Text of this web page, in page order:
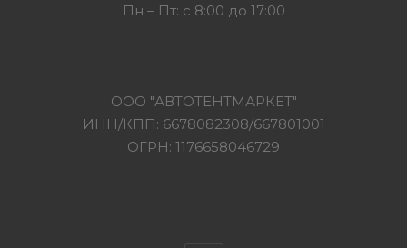
Пн – Пт: с 8:00 до 17:00
ООО "АВТОТЕНТМАРКЕТ"
ИНН/КПП: 6678082308/667801001
ОГРН: 1176658046729